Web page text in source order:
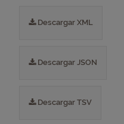
Descargar XML
Descargar JSON
Descargar TSV